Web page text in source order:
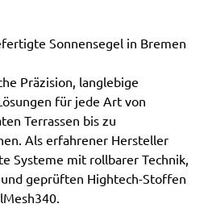
Sonnensegel in Bremen
Präzision, langlebige
für jede Art von
Terrassen bis zu
Als erfahrener Hersteller
Systeme mit rollbarer Technik,
geprüften Hightech-Stoffen